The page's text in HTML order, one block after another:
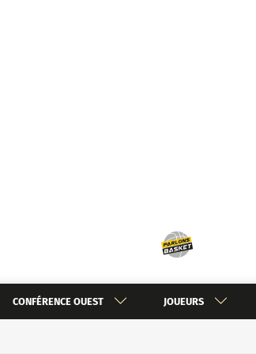
CONFÉRENCE OUEST JOUEURS